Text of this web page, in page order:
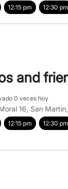
12:15 pm 12:30 pm
and
0 veces hoy
16, San
12:15 pm 12:30 pm